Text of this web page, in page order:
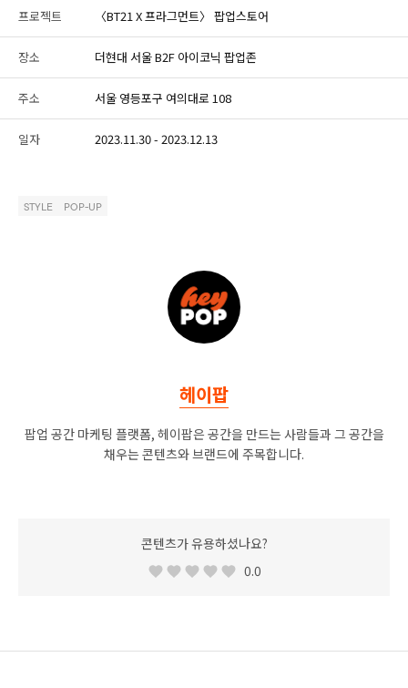
프로젝트 〈BT21 X 프라그먼트〉 팝업스토어
장소 더현대 서울 B2F 아이코닉 팝업존
주소 서울 영등포구 여의대로 108
일자 2023.11.30 - 2023.12.13
STYLE POP-UP
헤이팝
팝업 공간 마케팅 플랫폼, 헤이팝은 공간을 만드는 사람들과 그 공간을
채우는 콘텐츠와 브랜드에 주목합니다.
콘텐츠가 유용하셨나요?
0.0